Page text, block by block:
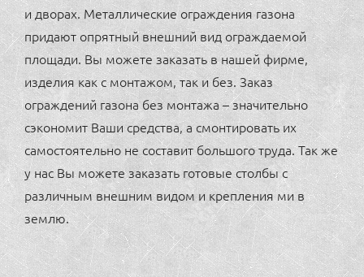
и дворах. Металлические ограждения газона
придают опрятный внешний вид ограждаемой
площади. Вы можете заказать в нашей фирме,
изделия как с монтажом, так и без. Заказ
ограждений газона без монтажа – значительно
сэкономит Ваши средства, а смонтировать их
самостоятельно не составит большого труда. Так же
у нас Вы можете заказать готовые столбы с
различным внешним видом и крепления ми в
землю.